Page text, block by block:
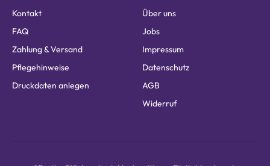
Kontakt
FAQ
Zahlung & Versand
Pflegehinweise
Druckdaten anlegen
Über uns
Jobs
Impressum
Datenschutz
AGB
Widerruf